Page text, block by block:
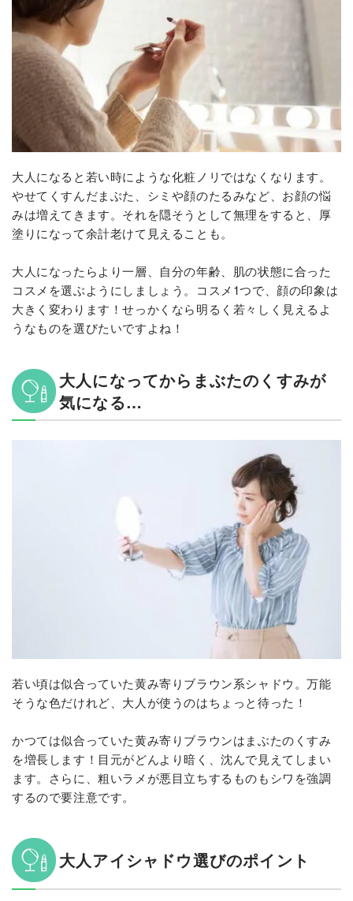
大人になると若い時にような化粧ノリではなくなります。
やせてくすんだまぶた、シミや顔のたるみなど、お顔の悩
みは増えてきます。それを隠そうとして無理をすると、厚
塗りになって余計老けて見えることも。
大人になったらより一層、自分の年齢、肌の状態に合った
コスメを選ぶようにしましょう。コスメ1つで、顔の印象は
大きく変わります！せっかくなら明るく若々しく見えるよ
うなものを選びたいですよね！
大人になってからまぶたのくすみが
気になる…
若い頃は似合っていた黄み寄りブラウン系シャドウ。万能
そうな色だけれど、大人が使うのはちょっと待った！
かつては似合っていた黄み寄りブラウンはまぶたのくすみ
を増長します！目元がどんより暗く、沈んで見えてしまい
ます。さらに、粗いラメが悪目立ちするものもシワを強調
するので要注意です。
大人アイシャドウ選びのポイント